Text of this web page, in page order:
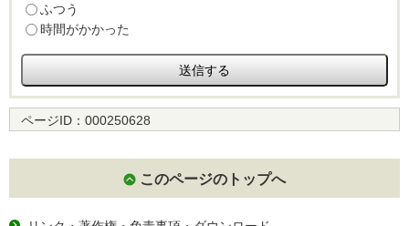
ふつう
時間がかかった
ページID： 000250628
このページのトップへ